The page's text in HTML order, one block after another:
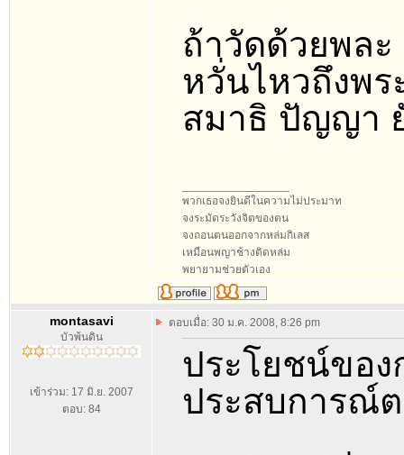
ถ้าวัดด้วยพล
หวั่นไหวถึงพ
สมาธิ ปัญญา
พวกเธอจงยินดีในความไม่ประมาท
จงระมัดระวังจิตของตน
จงถอนตนออกจากหล่มกิเลส
เหมือนพญาช้างติดหล่ม
พยายามช่วยตัวเอง
montasavi
บัวพ้นดิน
เข้าร่วม: 17 มิ.ย. 2007
ตอบ: 84
ตอบเมื่อ: 30 ม.ค. 2008, 8:26 pm
ประโยชน์ขอ
ประสบการณ์ต